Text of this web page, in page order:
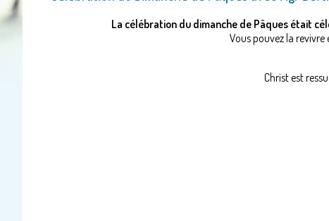
La célébration du dimanche de Pâques était
Vous pouvez la revivre
Christ est